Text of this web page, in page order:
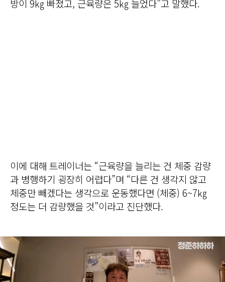
방이 9㎏ 빠졌고, 근육량은 5㎏ 늘었다”고 말했다.
이에 대해 트레이너는 “근육량을 늘리는 건 체중 감량
과 병행하기 굉장히 어렵다”며 “다른 건 생각지 않고
체중만 빼겠다는 생각으로 운동했다면 (체중) 6~7㎏
정도는 더 감량했을 것”이라고 진단했다.